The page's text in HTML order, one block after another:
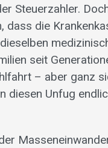
Steuerzahler.
dass die
seit
– aber ganz
diesen Unfug